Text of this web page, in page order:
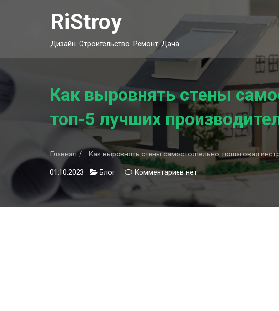
RiStroy
Дизайн. Строительство. Ремонт. Дача
Как выровнять стены
топ-5 лучших
Главная Как выровнять стены самостоятельно: пошаговая
01.10.2023 Блог Комментариевк
записи
выровнять
нет